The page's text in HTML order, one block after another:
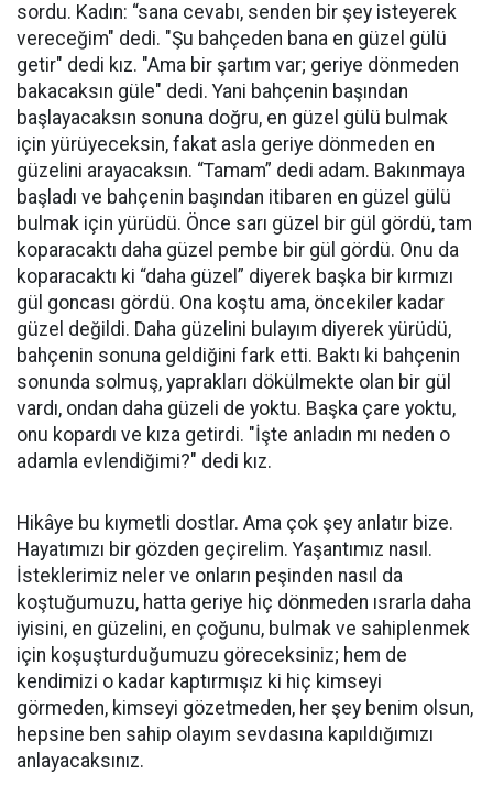
sordu. Kadın: “sana cevabı, senden bir şey isteyerek
vereceğim" dedi. "Şu bahçeden bana en güzel gülü
getir" dedi kız. "Ama bir şartım var; geriye dönmeden
bakacaksın güle" dedi. Yani bahçenin başından
başlayacaksın sonuna doğru, en güzel gülü bulmak
için yürüyeceksin, fakat asla geriye dönmeden en
güzelini arayacaksın. “Tamam” dedi adam. Bakınmaya
başladı ve bahçenin başından itibaren en güzel gülü
bulmak için yürüdü. Önce sarı güzel bir gül gördü, tam
koparacaktı daha güzel pembe bir gül gördü. Onu da
koparacaktı ki “daha güzel” diyerek başka bir kırmızı
gül goncası gördü. Ona koştu ama, öncekiler kadar
güzel değildi. Daha güzelini bulayım diyerek yürüdü,
bahçenin sonuna geldiğini fark etti. Baktı ki bahçenin
sonunda solmuş, yaprakları dökülmekte olan bir gül
vardı, ondan daha güzeli de yoktu. Başka çare yoktu,
onu kopardı ve kıza getirdi. "İşte anladın mı neden o
adamla evlendiğimi?" dedi kız.
Hikâye bu kıymetli dostlar. Ama çok şey anlatır bize.
Hayatımızı bir gözden geçirelim. Yaşantımız nasıl.
İsteklerimiz neler ve onların peşinden nasıl da
koştuğumuzu, hatta geriye hiç dönmeden ısrarla daha
iyisini, en güzelini, en çoğunu, bulmak ve sahiplenmek
için koşuşturduğumuzu göreceksiniz; hem de
kendimizi o kadar kaptırmışız ki hiç kimseyi
görmeden, kimseyi gözetmeden, her şey benim olsun,
hepsine ben sahip olayım sevdasına kapıldığımızı
anlayacaksınız.